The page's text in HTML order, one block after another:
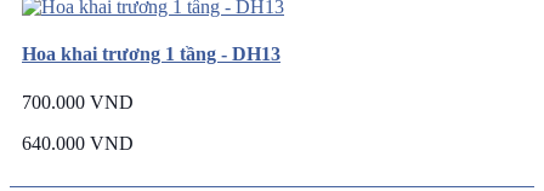
Hoa khai trương 1 tầng - DH13
700.000 VND
640.000 VND